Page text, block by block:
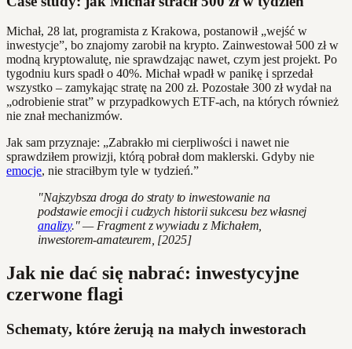
Michał, 28 lat, programista z Krakowa, postanowił „wejść w
inwestycje”, bo znajomy zarobił na krypto. Zainwestował 500 zł w
modną kryptowalutę, nie sprawdzając nawet, czym jest projekt. Po
tygodniu kurs spadł o 40%. Michał wpadł w panikę i sprzedał
wszystko – zamykając stratę na 200 zł. Pozostałe 300 zł wydał na
„odrobienie strat” w przypadkowych ETF-ach, na których również
nie znał mechanizmów.
Jak sam przyznaje: „Zabrakło mi cierpliwości i nawet nie
sprawdziłem prowizji, którą pobrał dom maklerski. Gdyby nie
emocje, nie straciłbym tyle w tydzień.”
"Najszybsza droga do straty to inwestowanie na
podstawie emocji i cudzych historii sukcesu bez własnej
analizy." — Fragment z wywiadu z Michałem,
inwestorem-amateurem, [2025]
Jak nie dać się nabrać: inwestycyjne
czerwone flagi
Schematy, które żerują na małych inwestorach